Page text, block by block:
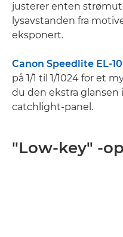
justerer enten
lysavstanden fra
eksponert.
Canon Speedlite EL-10
på 1/1 til 1/1024 for et
du den ekstra
catchlight-panel.
"Low-key" -